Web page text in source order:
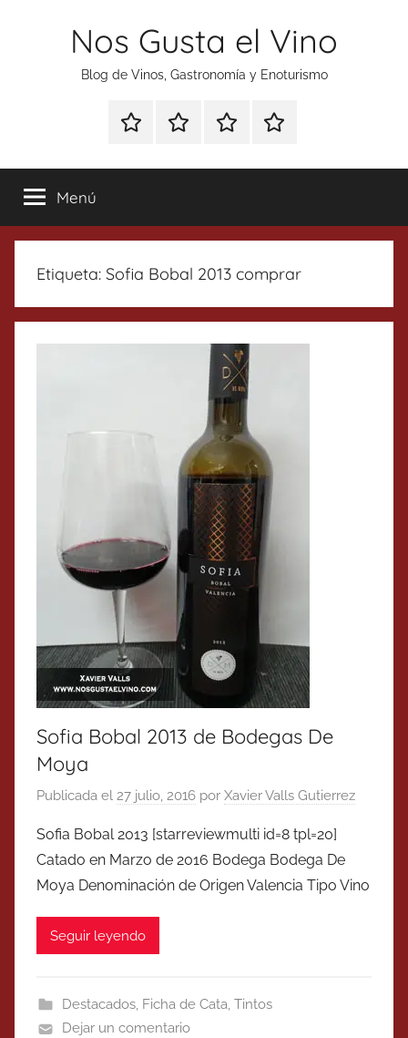
Nos Gusta el Vino
Blog de Vinos, Gastronomía y Enoturismo
Especial
Tonics
Enoturismo
Gastronomía
RankingContacto
Menú
Etiqueta: Sofia Bobal 2013 comprar
Sofia Bobal 2013 de Bodegas De
Moya
Publicada el 27 julio, 2016 por Xavier Valls Gutierrez
Sofia Bobal 2013 [starreviewmulti id=8 tpl=20]
Catado en Marzo de 2016 Bodega Bodega De
Moya Denominación de Origen Valencia Tipo Vino
Seguir leyendo
Destacados, Ficha de Cata, Tintos
Dejar un comentario